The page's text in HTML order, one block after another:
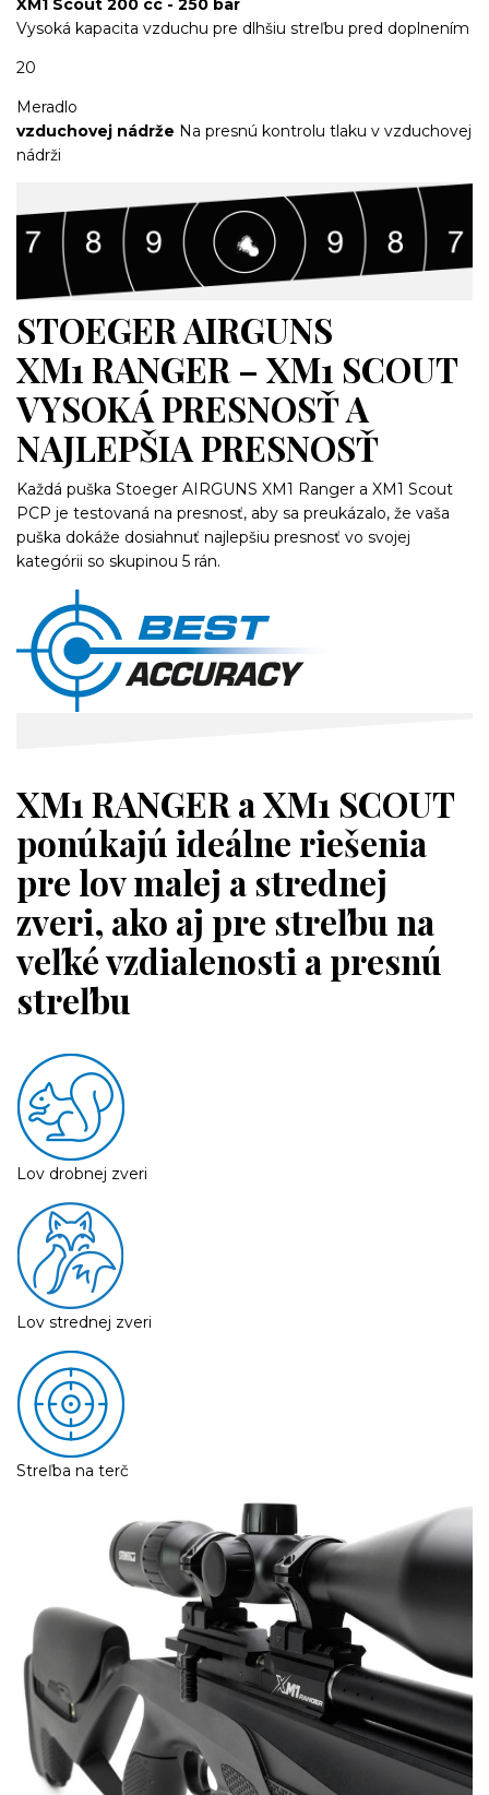
XM1 Scout 200 cc - 250 bar
Vysoká kapacita vzduchu pre dlhšiu streľbu pred doplnením
20
Meradlo
vzduchovej nádrže Na presnú kontrolu tlaku v vzduchovej
nádrži
STOEGER AIRGUNS
XM1 RANGER – XM1 SCOUT
VYSOKÁ PRESNOSŤ A
NAJLEPŠIA PRESNOSŤ
Každá puška Stoeger AIRGUNS XM1 Ranger a XM1 Scout
PCP je testovaná na presnosť, aby sa preukázalo, že vaša
puška dokáže dosiahnuť najlepšiu presnosť vo svojej
kategórii so skupinou 5 rán.
XM1 RANGER a XM1 SCOUT
ponúkajú ideálne riešenia
pre lov malej a strednej
zveri, ako aj pre streľbu na
veľké vzdialenosti a presnú
streľbu
Lov drobnej zveri
Lov strednej zveri
Streľba na terč